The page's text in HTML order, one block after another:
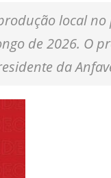
local
de 2026. O
da